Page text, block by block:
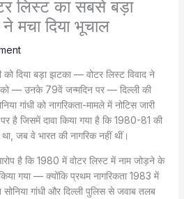
लिस्ट का सबसे बड़ा
मचा दिया भूचाल
को दिया बड़ा झटका — वोटर लिस्ट विवाद ने
— उनके 79वें जन्मदिन पर — दिल्ली की
गांधी को नागरिकता-मामले में नोटिस जारी
है जिसमें दावा किया गया है कि 1980-81 की
जब वे भारत की नागरिक नहीं थीं।
आरोप है कि 1980 में वोटर लिस्ट में नाम जोड़ने के
गया — क्योंकि प्रथम नागरिकता 1983 में
गांधी और दिल्ली पुलिस से जवाब तलब